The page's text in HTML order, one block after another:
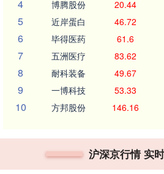
4 博腾股份 20.44
5 近岸蛋白 46.72
6 毕得医药 61.6
7 五洲医疗 83.62
8 耐科装备 49.67
9 一博科技 53.33
10 方邦股份 146.16
沪深京行情 实